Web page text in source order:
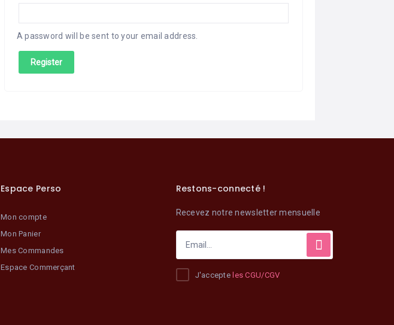
A password will be sent to your email address.
Register
Espace Perso
Mon compte
Mon Panier
Mes Commandes
Espace Commerçant
Restons-connecté !
Recevez notre newsletter mensuelle
J'accepte les CGU/CGV